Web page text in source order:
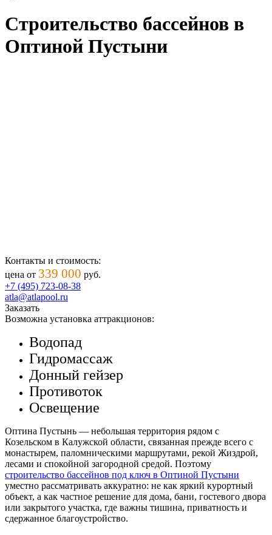
Строительство бассейнов в
Оптиной Пустыни
Контакты и стоимость:
цена от 339 000 руб.
+7 (495) 723-08-38
atla@atlapool.ru
Заказать
Возможна установка аттракционов:
Водопад
Гидромассаж
Донный гейзер
Противоток
Освещение
Оптина Пустынь — небольшая территория рядом с
Козельском в Калужской области, связанная прежде всего с
монастырем, паломническими маршрутами, рекой Жиздрой,
лесами и спокойной загородной средой. Поэтому
строительство бассейнов под ключ в Оптиной Пустыни
уместно рассматривать аккуратно: не как яркий курортный
объект, а как частное решение для дома, бани, гостевого двора
или закрытого участка, где важны тишина, приватность и
сдержанное благоустройство.